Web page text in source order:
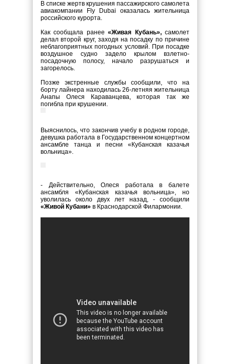
В списке жертв крушения пассажирского самолета
авиакомпании Fly Dubai оказалась жительница
российского курорта.
Как сообщала ранее«Живая Кубань»,самолет
делал второй круг, заходя на посадку по причине
неблагоприятных погодных условий. При посадке
воздушное судно задело крылом взлетно-
посадочную полосу, начало разрушаться и
загорелось.
Позже экстренные службы сообщили, что на
борту лайнера находилась 26-летняя жительница
Анапы Олеся Караванцева, которая так же
погибла при крушении.
Выяснилось, что закончив учебу в родном городе,
девушка работала в Государственном концертном
ансамбле танца и песни «Кубанская казачья
вольница».
- Действительно, Олеся работала в балете
ансамбля «Кубанская казачья вольница», но
уволилась около двух лет назад, - сообщили
«Живой Кубани» в Краснодарской Филармонии.